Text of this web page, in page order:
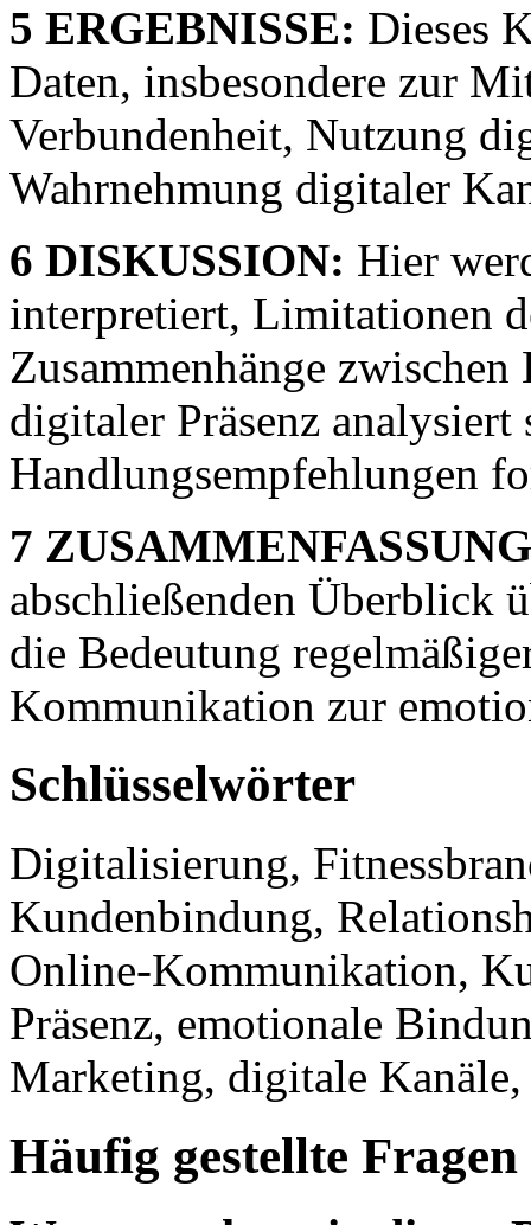
5 ERGEBNISSE: Dieses
Daten, insbesondere zur
Verbundenheit, Nutzung
Wahrnehmung digitaler
6 DISKUSSION: Hier
interpretiert, Limitationen
Zusammenhänge
digitaler Präsenz analysiert
Handlungsempfehlungen
7
abschließenden Überblick
die Bedeutung
Kommunikation zur
Schlüsselwörter
Digitalisierung,
Kundenbindung,
Online-Kommunikation,
Präsenz, emotionale
Marketing, digitale
Häufig gestellte Fragen